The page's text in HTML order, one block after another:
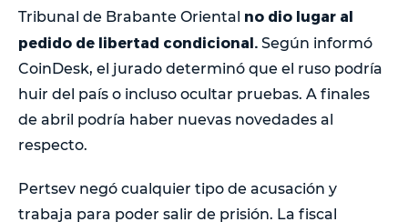
Tribunal de Brabante Oriental no dio lugar al
pedido de libertad condicional. Según informó
CoinDesk, el jurado determinó que el ruso podría
huir del país o incluso ocultar pruebas. A finales
de abril podría haber nuevas novedades al
respecto.
Pertsev negó cualquier tipo de acusación y
trabaja para poder salir de prisión. La fiscal